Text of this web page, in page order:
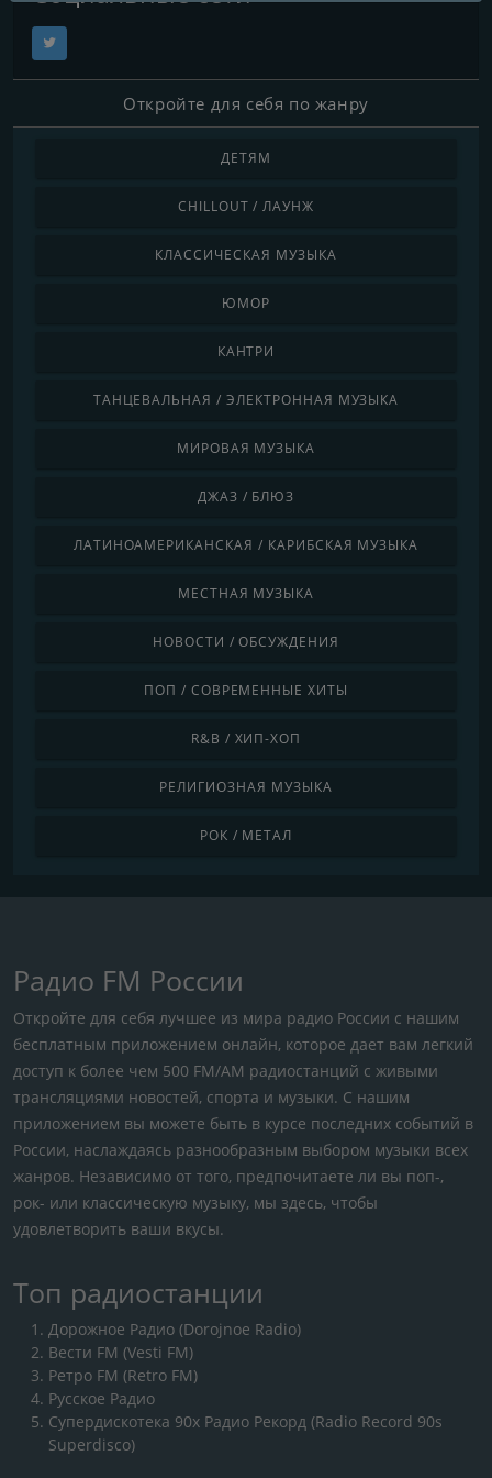
Откройте для себя по жанру
ДЕТЯМ
CHILLOUT / ЛАУНЖ
КЛАССИЧЕСКАЯ МУЗЫКА
ЮМОР
КАНТРИ
ТАНЦЕВАЛЬНАЯ / ЭЛЕКТРОННАЯ МУЗЫКА
МИРОВАЯ МУЗЫКА
ДЖАЗ / БЛЮЗ
ЛАТИНОАМЕРИКАНСКАЯ / КАРИБСКАЯ МУЗЫКА
МЕСТНАЯ МУЗЫКА
НОВОСТИ / ОБСУЖДЕНИЯ
ПОП / СОВРЕМЕННЫЕ ХИТЫ
R&B / ХИП-ХОП
РЕЛИГИОЗНАЯ МУЗЫКА
РОК / МЕТАЛ
Радио FM России
Откройте для себя лучшее из мира радио России с нашим
бесплатным приложением онлайн, которое дает вам легкий
доступ к более чем 500 FM/AM радиостанций с живыми
трансляциями новостей, спорта и музыки. С нашим
приложением вы можете быть в курсе последних событий в
России, наслаждаясь разнообразным выбором музыки всех
жанров. Независимо от того, предпочитаете ли вы поп-,
рок- или классическую музыку, мы здесь, чтобы
удовлетворить ваши вкусы.
Топ радиостанции
Дорожное Радио (Dorojnoe Radio)
Вести FM (Vesti FM)
Ретро FM (Retro FM)
Русское Радио
Супердискотека 90х Радио Рекорд (Radio Record 90s
Superdisco)